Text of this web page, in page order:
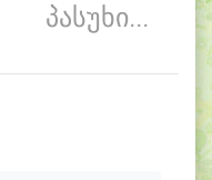
პასუხი...